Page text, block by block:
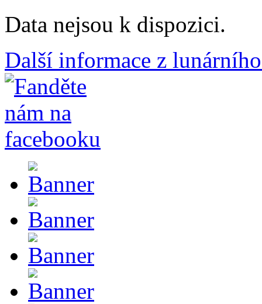
Data nejsou k dispozici.
Další informace z